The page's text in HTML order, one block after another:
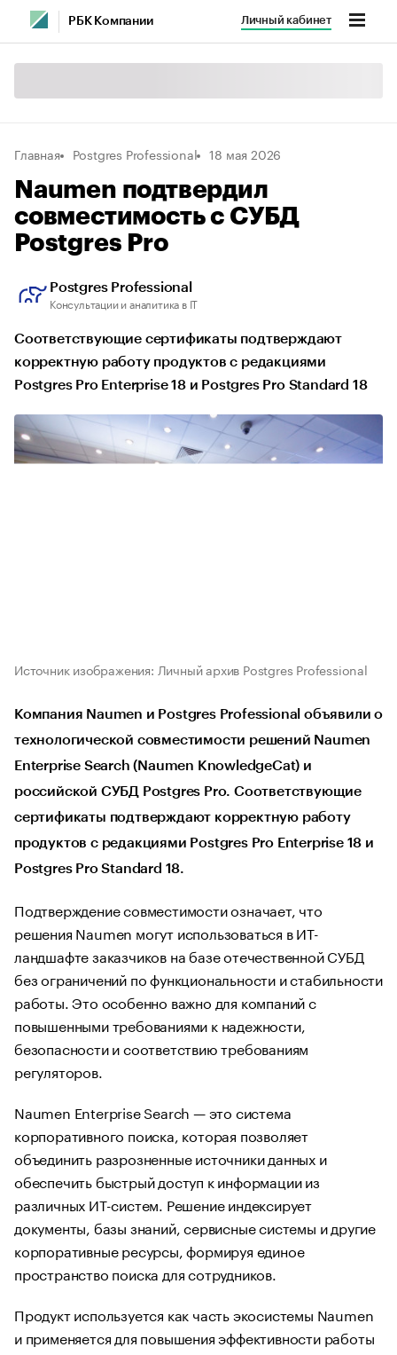
РБК Компании Личный кабинет
Главная Postgres Professional 18 мая 2026
Naumen подтвердил
совместимость с СУБД
Postgres Pro
Postgres Professional
Консультации и аналитика в IT
Соответствующие сертификаты подтверждают
корректную работу продуктов с редакциями
Postgres Pro Enterprise 18 и Postgres Pro Standard 18
Источник изображения: Личный архив Postgres Professional
Компания Naumen и Postgres Professional объявили о
технологической совместимости решений Naumen
Enterprise Search (Naumen KnowledgeCat) и
российской СУБД Postgres Pro. Соответствующие
сертификаты подтверждают корректную работу
продуктов с редакциями Postgres Pro Enterprise 18 и
Postgres Pro Standard 18.
Подтверждение совместимости означает, что
решения Naumen могут использоваться в ИТ-
ландшафте заказчиков на базе отечественной СУБД
без ограничений по функциональности и стабильности
работы. Это особенно важно для компаний с
повышенными требованиями к надежности,
безопасности и соответствию требованиям
регуляторов.
Naumen Enterprise Search — это система
корпоративного поиска, которая позволяет
объединить разрозненные источники данных и
обеспечить быстрый доступ к информации из
различных ИТ-систем. Решение индексирует
документы, базы знаний, сервисные системы и другие
корпоративные ресурсы, формируя единое
пространство поиска для сотрудников.
Продукт используется как часть экосистемы Naumen
и применяется для повышения эффективности работы